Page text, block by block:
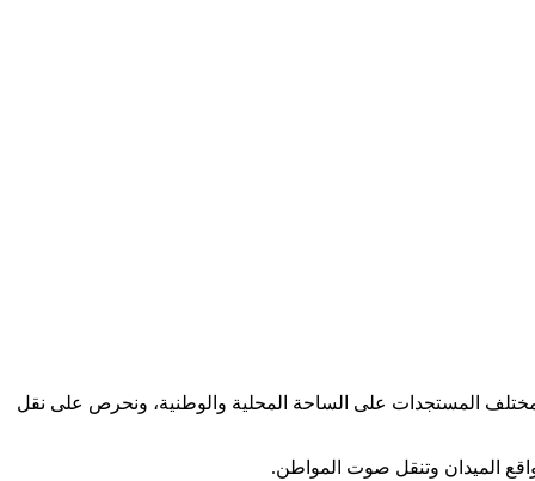
مختلف المستجدات على الساحة المحلية والوطنية، ونحرص على نقل
الميدان وتنقل صوت المواطن.